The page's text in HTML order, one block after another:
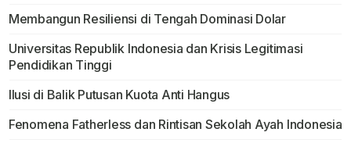
Membangun Resiliensi di Tengah Dominasi Dolar
Universitas Republik Indonesia dan Krisis Legitimasi
Pendidikan Tinggi
Ilusi di Balik Putusan Kuota Anti Hangus
Fenomena Fatherless dan Rintisan Sekolah Ayah Indonesia